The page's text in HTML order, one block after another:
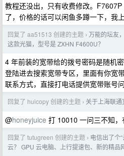
教程还没出，只有收费修改。
了，价格的话可以闲鱼多蹲一下，我
回复了 aa51513 创建的主题 › 万能的坛友
这款光猫，型号是 ZXHN F4600U？
4 年前装的宽带给的拨号密码是随机
登陆进去搜索宽带专区，里面有你宽
联系方式，直接打电话提供宽带账号
回复了 huicopy 创建的主题 › 关于上海联
@honeyjuice 打 10010 一问三不知，
回复了 tutugreen 创建的主题 › 电信出了个
云？ GPU 云电脑、上行提速包、新的精品